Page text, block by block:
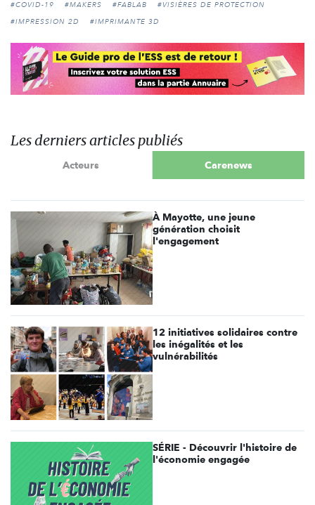
#COVID-19
#MAKERS #FABLAB
#VISIÈRES DE PROTECTION
#IMPRESSION 2D
#IMPRIMANTE 3D
Les derniers articles publiés
Acteurs Carenews
À Mayotte, une jeune
génération choisit
l'engagement
12 initiatives solidaires contre
les inégalités et les
vulnérabilités
SÉRIE - Découvrir l'histoire de
l'économie engagée